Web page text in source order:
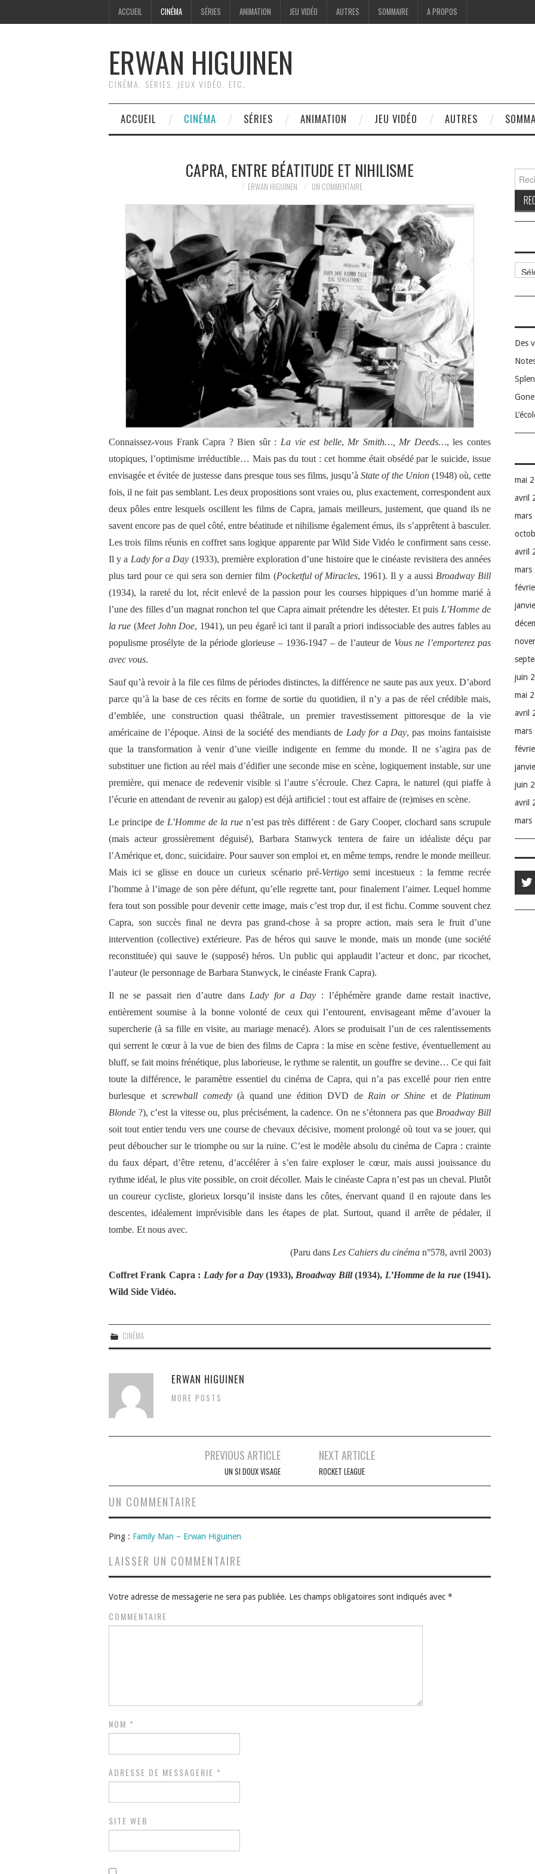
ACCUEIL CINÉMA SÉRIES ANIMATION JEU VIDÉO AUTRES SOMMAIRE A PROPOS
ERWAN HIGUINEN
CINÉMA, SÉRIES, JEUX VIDÉO, ETC.
ACCUEIL CINÉMA SÉRIES ANIMATION JEU VIDÉO AUTRES
CAPRA, ENTRE BÉATITUDE ET NIHILISME
ERWAN HIGUINEN UN COMMENTAIRE
Connaissez-vous Frank Capra ? Bien sûr : La vie est belle, Mr Smith…, Mr Deeds…, les contes
utopiques, l’optimisme irréductible… Mais pas du tout : cet homme était obsédé par le suicide, issue
envisagée et évitée de justesse dans presque tous ses films, jusqu’àState of the Union(1948) où, cette
fois, il ne fait pas semblant. Les deux propositions sont vraies ou, plus exactement, correspondent aux
deux pôles entre lesquels oscillent les films de Capra, jamais meilleurs, justement, que quand ils ne
savent encore pas de quel côté, entre béatitude et nihilisme également émus, ils s’apprêtent à basculer.
Les trois films réunis en coffret sans logique apparente par Wild Side Vidéo le confirment sans cesse.
Il y a Lady for a Day (1933), première exploration d’une histoire que le cinéaste revisitera des années
plus tard pour ce qui sera son dernier film (Pocketful of Miracles, 1961). Il y a aussi Broadway Bill
(1934), la rareté du lot, récit enlevé de la passion pour les courses hippiques d’un homme marié à
l’une des filles d’un magnat ronchon tel que Capra aimait prétendre les détester. Et puis L’Homme de
la rue (Meet John Doe, 1941), un peu égaré ici tant il paraît a priori indissociable des autres fables au
populisme prosélyte de la période glorieuse – 1936-1947 – de l’auteur de Vous ne l’emporterez pas
avec vous.
Sauf qu’à revoir à la file ces films de périodes distinctes, la différence ne saute pas aux yeux. D’abord
parce qu’à la base de ces récits en forme de sortie du quotidien, il n’y a pas de réel crédible mais,
d’emblée, une construction quasi théâtrale, un premier travestissement pittoresque de la vie
américaine de l’époque. Ainsi de la société des mendiants de Lady for a Day, pas moins fantaisiste
que la transformation à venir d’une vieille indigente en femme du monde. Il ne s’agira pas de
substituer une fiction au réel mais d’édifier une seconde mise en scène, logiquement instable, sur une
première, qui menace de redevenir visible si l’autre s’écroule. Chez Capra, le naturel (qui piaffe à
l’écurie en attendant de revenir au galop) est déjà artificiel : tout est affaire de (re)mises en scène.
Le principe de L’Homme de la rue n’est pas très différent : de Gary Cooper, clochard sans scrupule
(mais acteur grossièrement déguisé), Barbara Stanwyck tentera de faire un idéaliste déçu par
l’Amérique et, donc, suicidaire. Pour sauver son emploi et, en même temps, rendre le monde meilleur.
Mais ici se glisse en douce un curieux scénario pré-Vertigosemi incestueux : la femme recrée
l’homme à l’image de son père défunt, qu’elle regrette tant, pour finalement l’aimer. Lequel homme
fera tout son possible pour devenir cette image, mais c’est trop dur, il est fichu. Comme souvent chez
Capra, son succès final ne devra pas grand-chose à sa propre action, mais sera le fruit d’une
intervention (collective) extérieure. Pas de héros qui sauve le monde, mais un monde (une société
reconstituée) qui sauve le (supposé) héros. Un public qui applaudit l’acteur et donc, par ricochet,
l’auteur (le personnage de Barbara Stanwyck, le cinéaste Frank Capra).
Il ne se passait rien d’autre dans Lady for a Day : l’éphémère grande dame restait inactive,
entièrement soumise à la bonne volonté de ceux qui l’entourent, envisageant même d’avouer la
supercherie (à sa fille en visite, au mariage menacé). Alors se produisait l’un de ces ralentissements
qui serrent le cœur à la vue de bien des films de Capra : la mise en scène festive, éventuellement au
bluff, se fait moins frénétique, plus laborieuse, le rythme se ralentit, un gouffre se devine… Ce qui fait
toute la différence, le paramètre essentiel du cinéma de Capra, qui n’a pas excellé pour rien entre
burlesque etscrewball comedy(à quand une édition DVD de Rain or Shine et de Platinum
Blonde ?), c’est la vitesse ou, plus précisément, la cadence. On ne s’étonnera pas que Broadway Bill
soit tout entier tendu vers une course de chevaux décisive, moment prolongé où tout va se jouer, qui
peut déboucher sur le triomphe ou sur la ruine. C’est le modèle absolu du cinéma de Capra : crainte
du faux départ, d’être retenu, d’accélérer à s’en faire exploser le cœur, mais aussi jouissance du
rythme idéal, le plus vite possible, on croit décoller. Mais le cinéaste Capra n’est pas un cheval. Plutôt
un coureur cycliste, glorieux lorsqu’il insiste dans les côtes, énervant quand il en rajoute dans les
descentes, idéalement imprévisible dans les étapes de plat. Surtout, quand il arrête de pédaler, il
tombe. Et nous avec.
(Paru dans Les Cahiers du cinéma n°578, avril 2003)
Coffret Frank Capra : Lady for a Day (1933), Broadway Bill(1934), L’Homme de la rue(1941).
Wild Side Vidéo.
CINÉMA
ERWAN HIGUINEN
MORE POSTS
articles
PREVIOUS ARTICLE
UN SI DOUX VISAGE
NEXT ARTICLE
ROCKET LEAGUE
UN COMMENTAIRE
Ping : Family Man – Erwan Higuinen
LAISSER UN COMMENTAIRE
Votre adresse de messagerie ne sera pas publiée. Les champs obligatoires sont indiqués avec *
COMMENTAIRE
NOM *
ADRESSE DE MESSAGERIE *
SITE WEB
Des
mai
avril
mars
avril
mars
juin
mai
avril
mars
juin
avril
mars